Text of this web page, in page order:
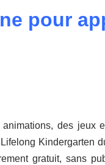
pour
des jeux
Kindergarten
gratuit, sans